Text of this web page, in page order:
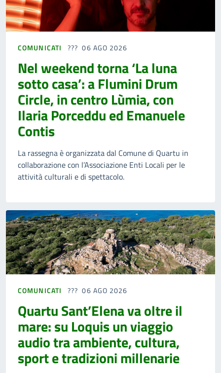
COMUNICATI 06 AGO 2026
Nel weekend torna ‘La luna
sotto casa’: a Flumini Drum
Circle, in centro Lùmia, con
Ilaria Porceddu ed Emanuele
Contis
La rassegna è organizzata dal Comune di Quartu in
collaborazione con l’Associazione Enti Locali per le
attività culturali e di spettacolo.
COMUNICATI 06 AGO 2026
Quartu Sant’Elena va oltre il
mare: su Loquis un viaggio
audio tra ambiente, cultura,
sport e tradizioni millenarie